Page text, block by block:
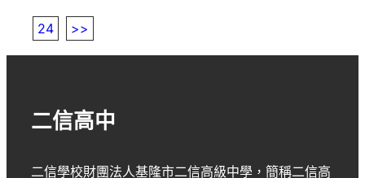
24 >>
二信高中
二信學校財團法人基隆市二信高級中學 ，簡稱二信高